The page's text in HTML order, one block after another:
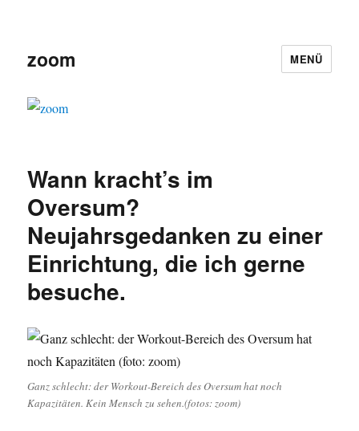
zoom MENÜ
Wann kracht’s im
Oversum?
Neujahrsgedanken zu einer
Einrichtung, die ich gerne
besuche.
Ganz schlecht: der Workout-Bereich des Oversum hat noch
Kapazitäten. Kein Mensch zu sehen.(fotos: zoom)